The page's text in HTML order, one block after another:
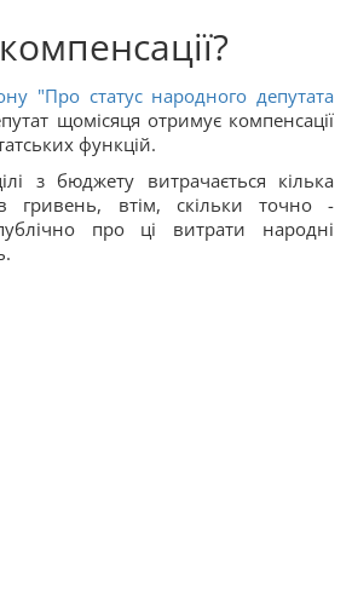
"Про статус народного депутата
щомісяця отримує компенсації
функцій.
з бюджету витрачається кілька
гривень, втім, скільки точно -
про ці витрати народні